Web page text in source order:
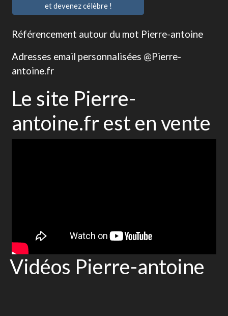
et devenez célèbre !
Référencement autour du mot Pierre-antoine
Adresses email personnalisées @Pierre-
antoine.fr
Le site Pierre-
antoine.fr est en vente
Vidéos Pierre-antoine